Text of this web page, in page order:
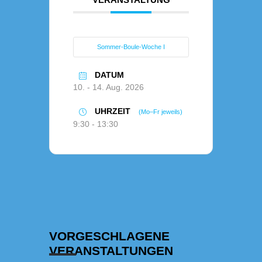
Sommer-Boule-Woche I
DATUM
10. - 14. Aug. 2026
UHRZEIT (Mo–Fr jeweils)
9:30 - 13:30
VORGESCHLAGENE
VERANSTALTUNGEN